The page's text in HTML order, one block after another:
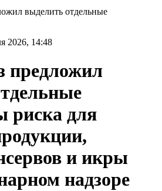
выделить отдельные
2026, 14:48
предложил
риска для
и икры
надзоре